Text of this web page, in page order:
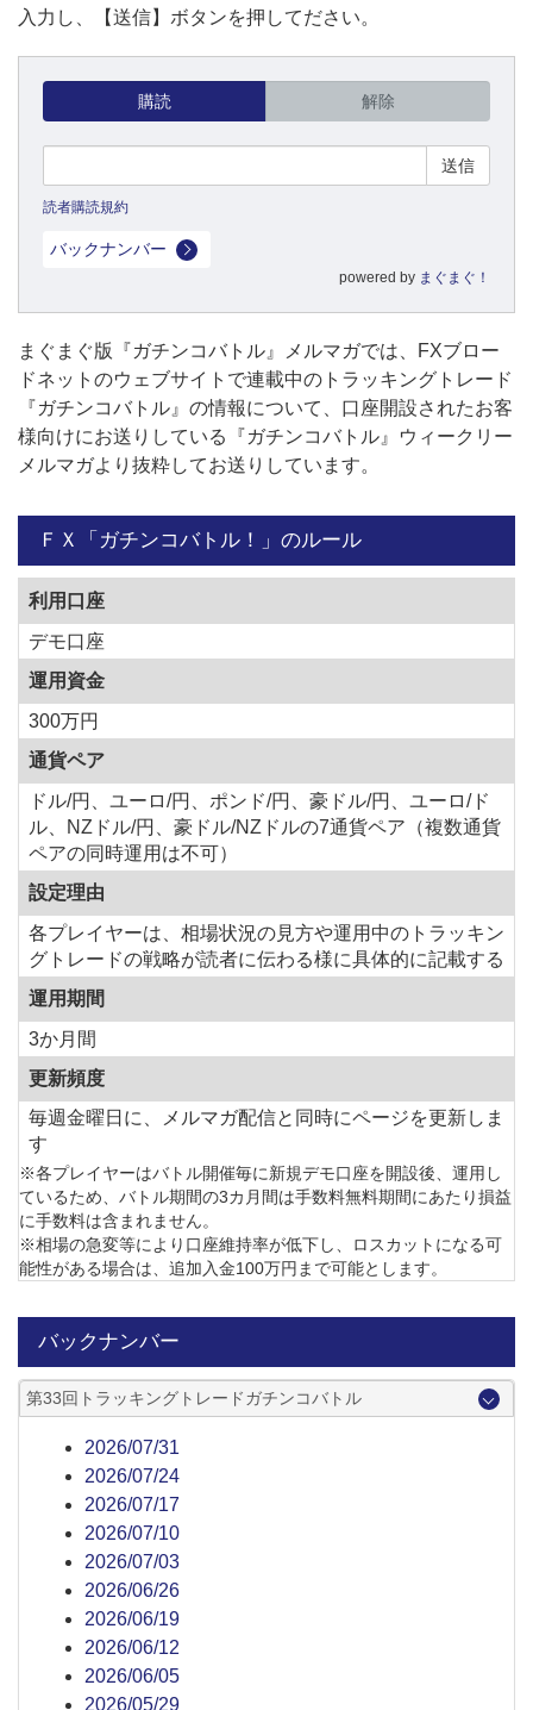
入力し、【送信】ボタンを押してださい。
購読 解除
読者購読規約
バックナンバー
powered by まぐまぐ！
まぐまぐ版『ガチンコバトル』メルマガでは、FXブロー
ドネットのウェブサイトで連載中のトラッキングトレード
『ガチンコバトル』の情報について、口座開設されたお客
様向けにお送りしている『ガチンコバトル』ウィークリー
メルマガより抜粋してお送りしています。
ＦＸ「ガチンコバトル！」のルール
利用口座
デモ口座
運用資金
300万円
通貨ペア
ドル/円、ユーロ/円、ポンド/円、豪ドル/円、ユーロ/ド
ル、NZドル/円、豪ドル/NZドルの7通貨ペア（複数通貨
ペアの同時運用は不可）
設定理由
各プレイヤーは、相場状況の見方や運用中のトラッキン
グトレードの戦略が読者に伝わる様に具体的に記載する
運用期間
3か月間
更新頻度
毎週金曜日に、メルマガ配信と同時にページを更新しま
す
※各プレイヤーはバトル開催毎に新規デモ口座を開設後、運用し
ているため、バトル期間の3カ月間は手数料無料期間にあたり損益
に手数料は含まれません。
※相場の急変等により口座維持率が低下し、ロスカットになる可
能性がある場合は、追加入金100万円まで可能とします。
バックナンバー
第33回トラッキングトレードガチンコバトル
2026/07/31
2026/07/24
2026/07/17
2026/07/10
2026/07/03
2026/06/26
2026/06/19
2026/06/12
2026/06/05
2026/05/29